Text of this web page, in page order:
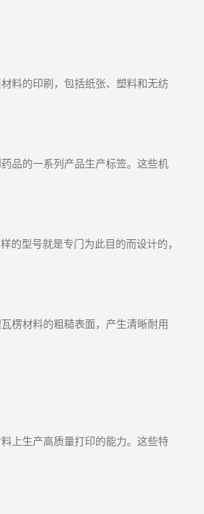
料的印刷，包括纸张、塑料和无纺
品的一系列产品生产标签。这些机
的型号就是专门为此目的而设计的，
楞材料的粗糙表面，产生清晰耐用
上生产高质量打印的能力。这些特